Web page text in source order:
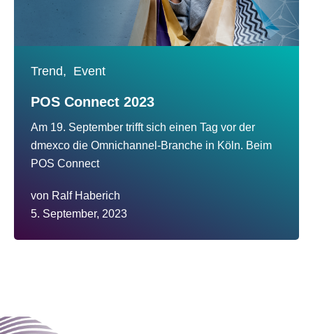
Trend, Event
POS Connect 2023
Am 19. September trifft sich einen Tag vor der
dmexco die Omnichannel-Branche in Köln. Beim
POS Connect
von Ralf Haberich
5. September, 2023